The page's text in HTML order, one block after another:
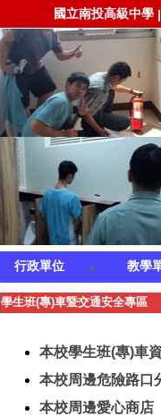
國立南投高級中學
行政單位 教學
學生班(專)車暨交通安全專區
本校學生班(專)車
本校周邊危險路口
本校周邊愛心商店